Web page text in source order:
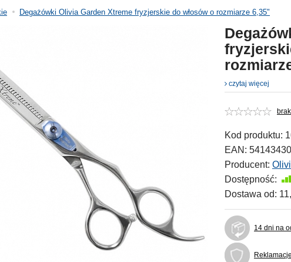
Degażówki Olivia Garden Xtreme fryzjerskie do włosów o rozmiarze 6,35"
czytaj więcej
Kod produktu:
EAN:
Producent:
Dostępność:
Dostawa od:
14 dni na